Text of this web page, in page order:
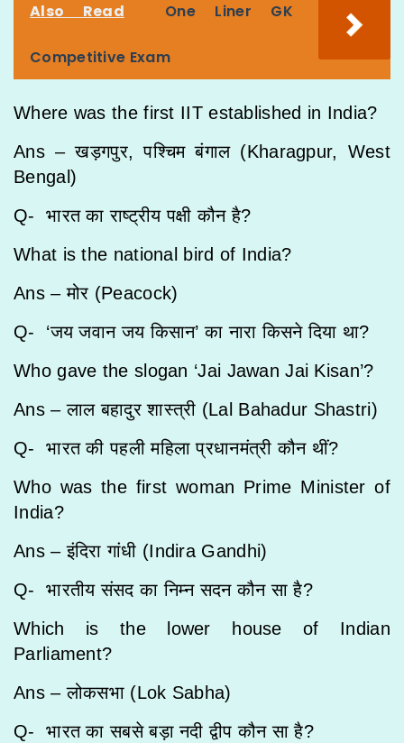
Also Read One Liner GK
Competitive Exam
Where was the first IIT established in India?
Ans – खड़गपुर, पश्चिम बंगाल (Kharagpur, West
Bengal)
Q- भारत का राष्ट्रीय पक्षी कौन है?
What is the national bird of India?
Ans – मोर (Peacock)
Q- ‘जय जवान जय किसान’ का नारा किसने दिया था?
Who gave the slogan ‘Jai Jawan Jai Kisan’?
Ans – लाल बहादुर शास्त्री (Lal Bahadur Shastri)
Q- भारत की पहली महिला प्रधानमंत्री कौन थीं?
Who was the first woman Prime Minister of
India?
Ans – इंदिरा गांधी (Indira Gandhi)
Q- भारतीय संसद का निम्न सदन कौन सा है?
Which is the lower house of Indian
Parliament?
Ans – लोकसभा (Lok Sabha)
Q- भारत का सबसे बड़ा नदी द्वीप कौन सा है?